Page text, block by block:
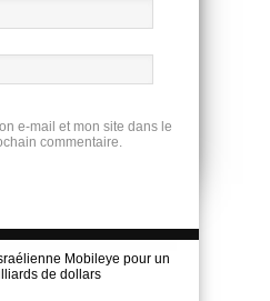
e-mail et mon site dans le
commentaire.
Mobileye pour un
de dollars